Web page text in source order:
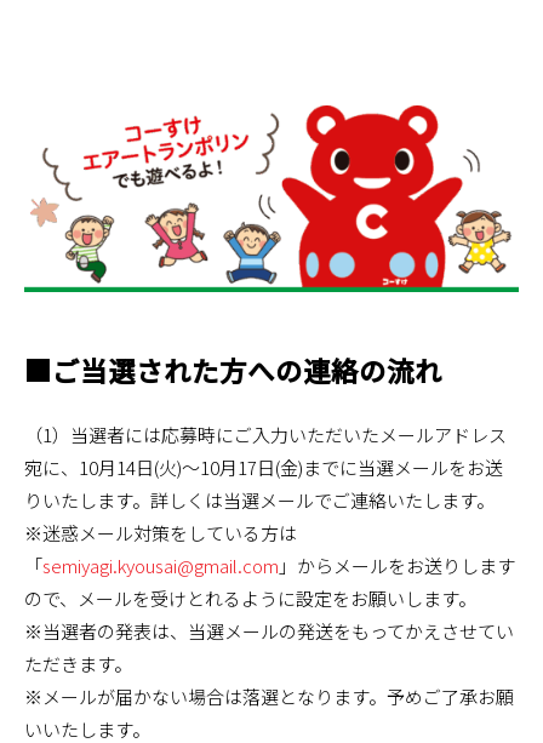
■ご当選された方への連絡の流れ
（1）当選者には応募時にご入力いただいたメールアドレス
宛に、10月14日(火)～10月17日(金)までに当選メールをお送
りいたします。詳しくは当選メールでご連絡いたします。
※迷惑メール対策をしている方は
「semiyagi.kyousai@gmail.com 」からメールをお送りします
ので、メールを受けとれるように設定をお願いします。
※当選者の発表は、当選メールの発送をもってかえさせてい
ただきます。
※メールが届かない場合は落選となります。予めご了承お願
いいたします。